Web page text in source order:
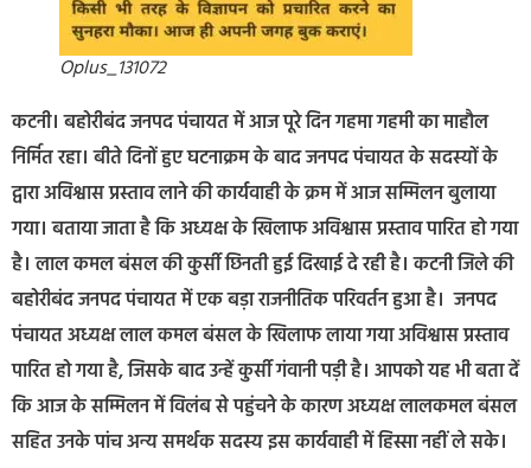
Oplus_131072
कटनी। बहोरीबंद जनपद पंचायत में आज पूरे दिन गहमा गहमी का माहौल
निर्मित रहा। बीते दिनों हुए घटनाक्रम के बाद जनपद पंचायत के सदस्यों के
द्वारा अविश्वास प्रस्ताव लाने की कार्यवाही के क्रम में आज सम्मिलन बुलाया
गया। बताया जाता है कि अध्यक्ष के खिलाफ अविश्वास प्रस्ताव पारित हो गया
है। लाल कमल बंसल की कुर्सी छिनती हुई दिखाई दे रही है। कटनी जिले की
बहोरीबंद जनपद पंचायत में एक बड़ा राजनीतिक परिवर्तन हुआ है। जनपद
पंचायत अध्यक्ष लाल कमल बंसल के खिलाफ लाया गया अविश्वास प्रस्ताव
पारित हो गया है, जिसके बाद उन्हें कुर्सी गंवानी पड़ी है। आपको यह भी बता दें
कि आज के सम्मिलन में विलंब से पहुंचने के कारण अध्यक्ष लालकमल बंसल
सहित उनके पांच अन्य समर्थक सदस्य इस कार्यवाही में हिस्सा नहीं ले सके।